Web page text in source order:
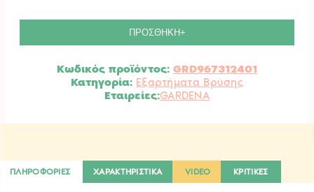
Ρακόρ
βρύση
GARDENA.
ΠΡΟΣΘΗΚΗ+
Κωδικός προϊόντος: GRD967312401
Κατηγορία: Εξαρτήματα Βρύσης
GARDENA
ΠΛΗΡΟΦΟΡΙΕΣ ΧΑΡΑΚΤΗΡΙΣΤΙΚΑ VIDEO ΚΡΙΤΙΚΕΣ